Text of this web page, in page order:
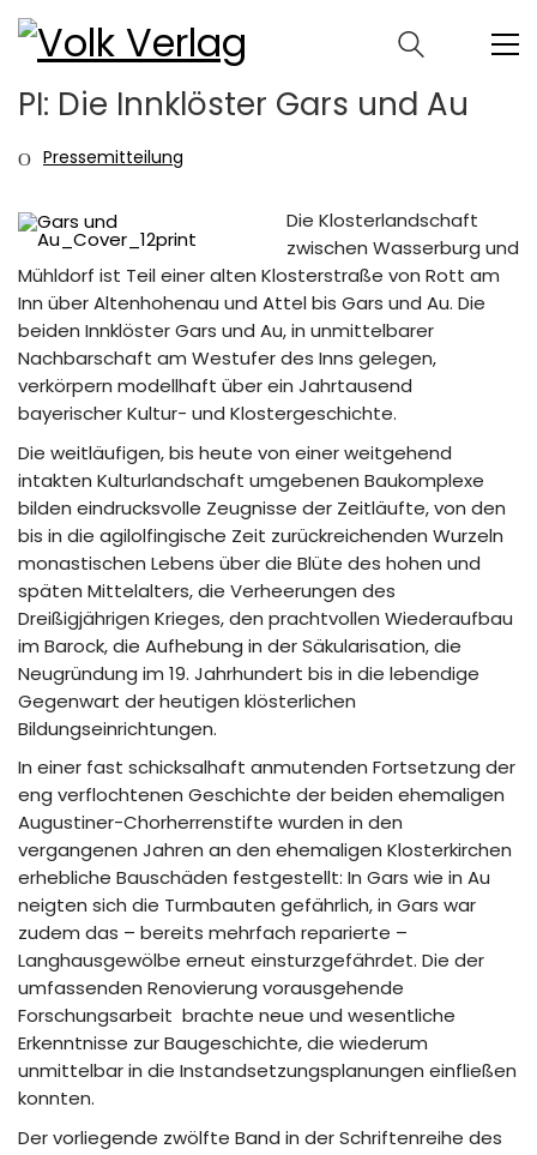
PI: Die Innklöster Gars und Au
Pressemitteilung
Die Klosterlandschaft
zwischen Wasserburg und
Mühldorf ist Teil einer alten Klosterstraße von Rott am
Inn über Altenhohenau und Attel bis Gars und Au. Die
beiden Innklöster Gars und Au, in unmittelbarer
Nachbarschaft am Westufer des Inns gelegen,
verkörpern modellhaft über ein Jahrtausend
bayerischer Kultur- und Klostergeschichte.
Die weitläufigen, bis heute von einer weitgehend
intakten Kulturlandschaft umgebenen Baukomplexe
bilden eindrucksvolle Zeugnisse der Zeitläufte, von den
bis in die agilolfingische Zeit zurückreichenden Wurzeln
monastischen Lebens über die Blüte des hohen und
späten Mittelalters, die Verheerungen des
Dreißigjährigen Krieges, den prachtvollen Wiederaufbau
im Barock, die Aufhebung in der Säkularisation, die
Neugründung im 19. Jahrhundert bis in die lebendige
Gegenwart der heutigen klösterlichen
Bildungseinrichtungen.
In einer fast schicksalhaft anmutenden Fortsetzung der
eng verflochtenen Geschichte der beiden ehemaligen
Augustiner-Chorherrenstifte wurden in den
vergangenen Jahren an den ehemaligen Klosterkirchen
erhebliche Bauschäden festgestellt: In Gars wie in Au
neigten sich die Turmbauten gefährlich, in Gars war
zudem das – bereits mehrfach reparierte –
Langhausgewölbe erneut einsturzgefährdet. Die der
umfassenden Renovierung vorausgehende
Forschungsarbeit brachte neue und wesentliche
Erkenntnisse zur Baugeschichte, die wiederum
unmittelbar in die Instandsetzungsplanungen einfließen
konnten.
Der vorliegende zwölfte Band in der Schriftenreihe des